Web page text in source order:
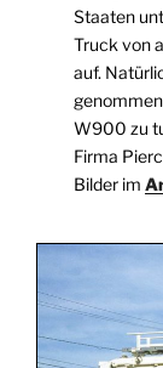
Staaten
Truck von
auf.
W900 zu
Firma
Bilder im